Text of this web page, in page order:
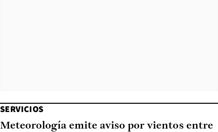
SERVICIOS
Meteorología emite aviso por vientos entre